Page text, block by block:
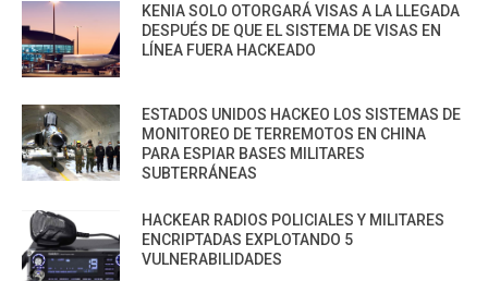
KENIA SOLO OTORGARÁ VISAS A LA LLEGADA
DESPUÉS DE QUE EL SISTEMA DE VISAS EN
LÍNEA FUERA HACKEADO
ESTADOS UNIDOS HACKEO LOS SISTEMAS DE
MONITOREO DE TERREMOTOS EN CHINA
PARA ESPIAR BASES MILITARES
SUBTERRÁNEAS
HACKEAR RADIOS POLICIALES Y MILITARES
ENCRIPTADAS EXPLOTANDO 5
VULNERABILIDADES